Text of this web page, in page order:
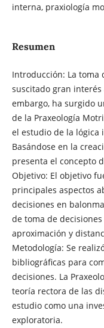
interna, praxiología
Resumen
Introducción: La toma
suscitado gran interés
embargo, ha surgido
de la Praxeología
el estudio de la lógica
Basándose en la
presenta el concepto
Objetivo: El objetivo
principales aspectos
decisiones en
de toma de
aproximación y
Metodología: Se
bibliográficas para
decisiones. La
teoría rectora de las
estudio como una
exploratoria.